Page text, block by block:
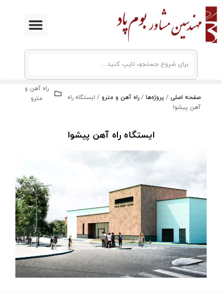
پرش
محتوا
صفحه اصلی / پروژه‌ها/ راه آهن و مترو / ایستگاه راه
آهن پیشوا
راه آهن و
مترو
ایستگاه راه آهن پیشوا